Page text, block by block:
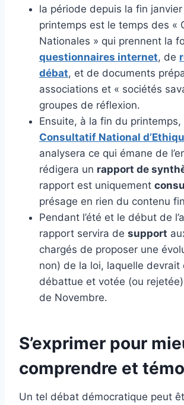
la période depuis la fin janvier
printemps est le temps des «
Nationales » qui prennent la
questionnaires internet, de
débat, et de documents
associations et « sociétés
groupes de réflexion.
Ensuite, à la fin du printemps,
Consultatif National
analysera ce qui émane de
rédigera un rapport de
rapport est uniquement
présage en rien du contenu
Pendant l’été et le début de
rapport servira de support
chargés de proposer une
non) de la loi, laquelle devrait
débattue et votée (ou
de Novembre.
S’exprimer pour
comprendre et
Un tel débat démocratique peut